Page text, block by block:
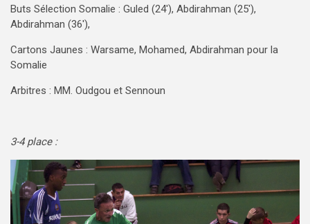
Buts Sélection Somalie : Guled (24′), Abdirahman (25′),
Abdirahman (36′),
Cartons Jaunes : Warsame, Mohamed, Abdirahman pour la
Somalie
Arbitres : MM. Oudgou et Sennoun
3-4 place :